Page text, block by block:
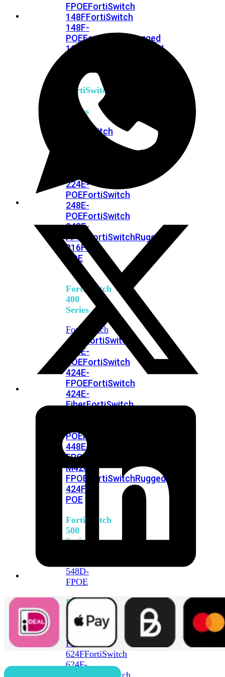
FPOEFortiSwitch
148FFortiSwitch
148F-
POEFortiSwitchRugged
108F
FortiSwitchRugged
FortiSwitch
200
Series
FortiSwitch
FortiSwitch
224E-
POEFortiSwitch
248E-
POEFortiSwitch
248E-
FPOE
FortiSwitchRugged
216F-
POE
FortiSwitch
400
Series
FortiSwitch
424E
FortiSwitch
424E-
POEFortiSwitch
424E-
FPOEFortiSwitch
424E-
FiberFortiSwitch
POEFortiSwitch
448E-
FPOE
M426E-
FPOE
FortiSwitchRugged
424F-
POE
FortiSwitch
500
Series
548D-
FPOE
FortiSwitch
600
Series
FortiSwitch
624FFortiSwitch
624F-
FortiSwitch